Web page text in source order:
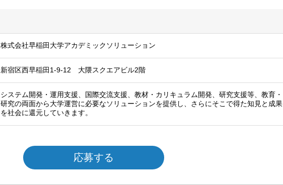
株式会社早稲田大学アカデミックソリューション
新宿区西早稲田1-9-12 大隈スクエアビル2階
システム開発・運用支援、国際交流支援、教材・カリキュラム開発、研究支援等、教育・
研究の両面から大学運営に必要なソリューションを提供し、さらにそこで得た知見と成果
を社会に還元していきます。
応募する